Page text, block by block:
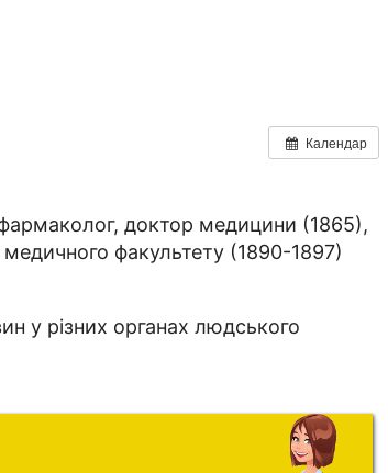
Календар
доктор медицини (1865),
медичного факультету (1890-1897)
у різних органах людського